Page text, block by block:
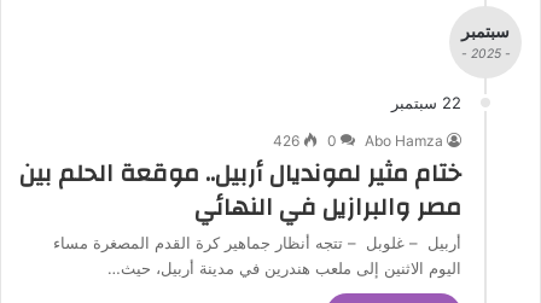
سبتمبر
- 2025 -
22 سبتمبر
Abo Hamza
0
426
ختام مثير لمونديال أربيل.. موقعة الحلم بين
مصر والبرازيل في النهائي
أربيل – غلوبل – تتجه أنظار جماهير كرة القدم المصغرة مساء
اليوم الاثنين إلى ملعب هندرين في مدينة أربيل، حيث…